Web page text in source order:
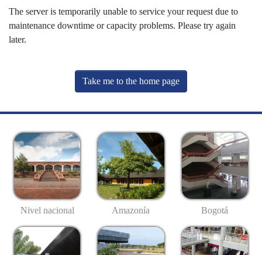
The server is temporarily unable to service your request due to
maintenance downtime or capacity problems. Please try again
later.
Take me to the home page
Nivel nacional Amazonía Bogotá